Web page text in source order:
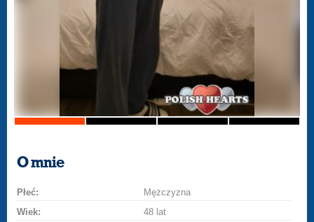
O mnie
Płeć:
Mężczyzna
Wiek:
48 lat